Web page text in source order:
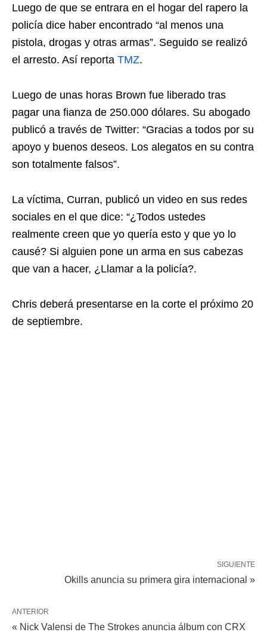
Luego de que se entrara en el hogar del rapero la
policía dice haber encontrado “al menos una
pistola, drogas y otras armas”. Seguido se realizó
el arresto. Así reporta TMZ.
Luego de unas horas Brown fue liberado tras
pagar una fianza de 250.000 dólares. Su abogado
publicó a través de Twitter: “Gracias a todos por su
apoyo y buenos deseos. Los alegatos en su contra
son totalmente falsos”.
La víctima, Curran, publicó un video en sus redes
sociales en el que dice: “¿Todos ustedes
realmente creen que yo quería esto y que yo lo
causé? Si alguien pone un arma en sus cabezas
que van a hacer, ¿Llamar a la policía?.
Chris deberá presentarse en la corte el próximo 20
de septiembre.
SIGUIENTE
Okills anuncia su primera gira internacional »
ANTERIOR
« Nick Valensi de The Strokes anuncia álbum con CRX